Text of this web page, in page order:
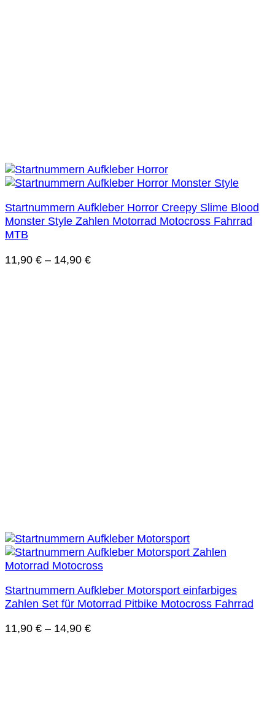
Startnummern Aufkleber Horror Creepy Slime Blood
Monster Style Zahlen Motorrad Motocross Fahrrad
MTB
11,90 € – 14,90 €
Startnummern Aufkleber Motorsport einfarbiges
Zahlen Set für Motorrad Pitbike Motocross Fahrrad
11,90 € – 14,90 €